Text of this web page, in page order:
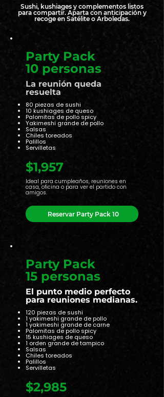
Sushi, kushiages y complementos listos
para compartir. Aparta con anticipación y
recoge en Satélite o Arboledas.
Party Pack
10 personas
La reunión queda
resuelta
80 piezas de sushi
10 kushiages de queso
Palomitas de pollo spicy
Yakimeshi grande de pollo
Salsas
Chiles toreados
Palillos
Servilletas
$1,957
Ideal para cumpleaños, reuniones en
casa, oficina o para ver el partido con
amigos.
Reservar Party Pack 10
Party Pack
15 personas
El punto medio perfecto
para reuniones medianas.
120 piezas de sushi
1 yakimeshi grande de pollo
1 yakimeshi grande de carne
Palomitas de pollo spicy
15 kushiages de queso
1 orden grande de tampico
Salsas
Chiles toreados
Palillos
Servilletas
$2,985